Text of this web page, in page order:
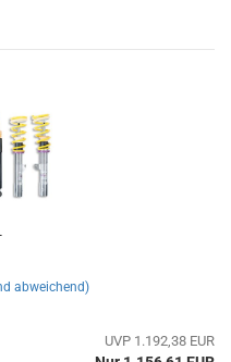
abweichend)
UVP 1.192,38 EUR